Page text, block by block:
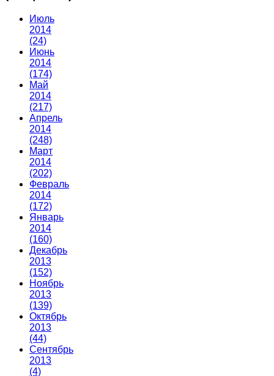
Июль
2014
(24)
Июнь
2014
(174)
Май
2014
(217)
Апрель
2014
(248)
Март
2014
(202)
Февраль
2014
(172)
Январь
2014
(160)
Декабрь
2013
(152)
Ноябрь
2013
(139)
Октябрь
2013
(44)
Сентябрь
2013
(4)